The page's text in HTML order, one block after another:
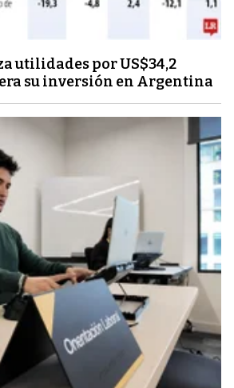
utilidades por US$34,2
su inversión en Argentina